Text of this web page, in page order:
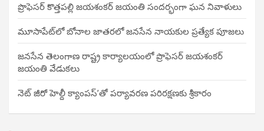
ప్రొఫెసర్ కొత్తపల్లి జయశంకర్ జయంతి సందర్భంగా ఘన నివాళులు
మూసాపేట్‌లో బోనాల జాతరలో జనసేన నాయకుల ప్రత్యేక పూజలు
జనసేన తెలంగాణ రాష్ట్ర కార్యాలయంలో ప్రొఫెసర్ జయశంకర్
జయంతి వేడుకలు
నెట్ జీరో హెల్దీ క్యాంపస్’తో పర్యావరణ పరిరక్షణకు శ్రీకారం